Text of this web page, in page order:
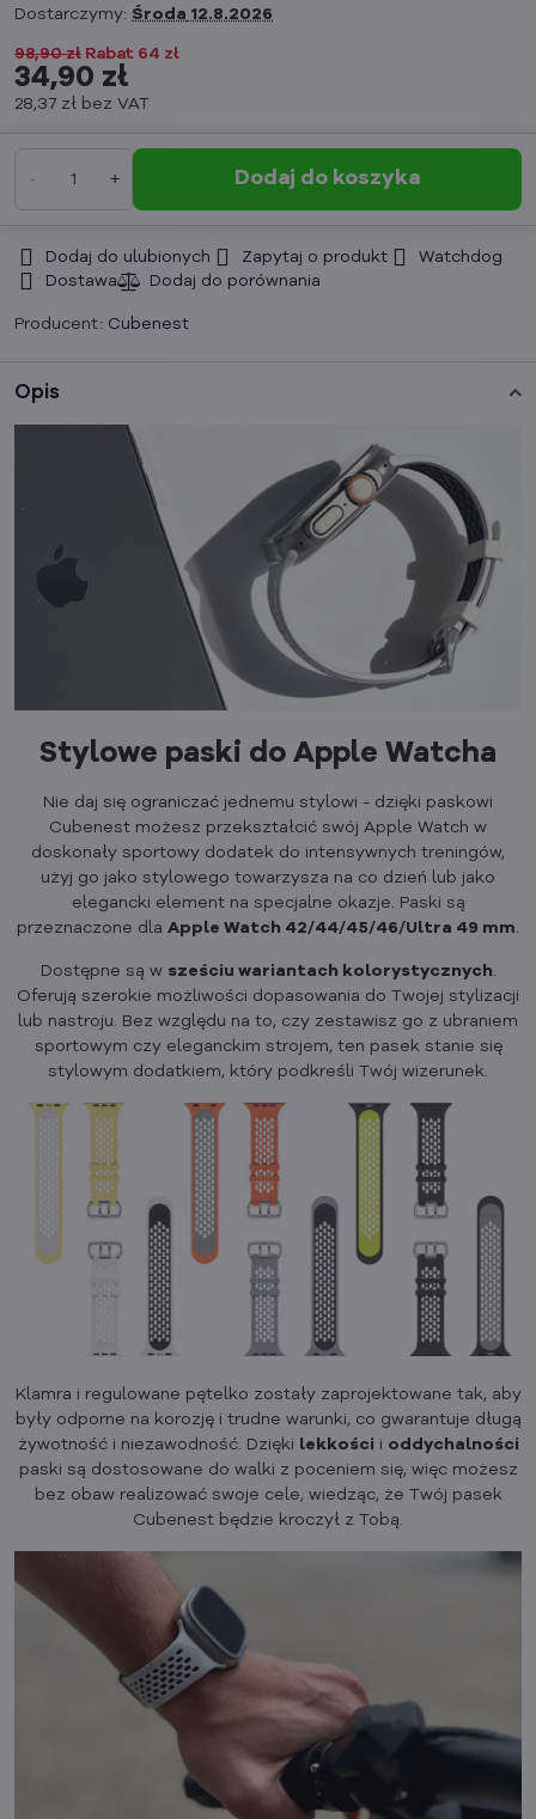
Dostarczymy: Środa 12.8.2026
98,90 zł Rabat 64 zł
34,90 zł
28,37 zł bez VAT
Dodaj do koszyka
Dodaj do ulubionych Zapytaj o produkt
Watchdog
Dostawa
Producent: Cubenest
Opis
Stylowe paski do Apple Watcha
Nie daj się ograniczać jednemu stylowi - dzięki paskowi
Cubenest możesz przekształcić swój Apple Watch w
doskonały sportowy dodatek do intensywnych treningów,
użyj go jako stylowego towarzysza na co dzień lub jako
elegancki element na specjalne okazje. Paski są
przeznaczone dla Apple Watch 42/44/45/46/Ultra 49 mm.
Dostępne są w sześciu wariantach kolorystycznych.
Oferują szerokie możliwości dopasowania do Twojej stylizacji
lub nastroju. Bez względu na to, czy zestawisz go z ubraniem
sportowym czy eleganckim strojem, ten pasek stanie się
stylowym dodatkiem, który podkreśli Twój wizerunek.
Klamra i regulowane pętelko zostały zaprojektowane tak, aby
były odporne na korozję i trudne warunki, co gwarantuje długą
żywotność i niezawodność. Dzięki lekkości i oddychalności
paski są dostosowane do walki z poceniem się, więc możesz
bez obaw realizować swoje cele, wiedząc, że Twój pasek
Cubenest będzie kroczył z Tobą.